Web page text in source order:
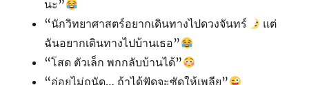
นะ”
“นักวิทยาศาสตร์อยากเดินทางไปดวงจันทร์
แต่
ฉันอยากเดินทางไปบ้านเธอ”
“โสด ตัวเล็ก พกกลับบ้านได้”
“อ่อยไม่ถนัด… ถ้าได้ฟัดจะซัดให้เพลีย”